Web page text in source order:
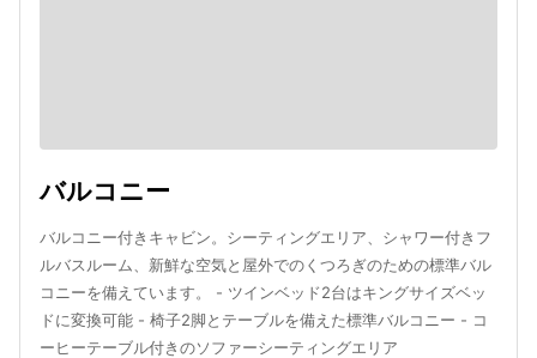
バルコニー
バルコニー付きキャビン。シーティングエリア、シャワー付きフ
ルバスルーム、新鮮な空気と屋外でのくつろぎのための標準バル
コニーを備えています。 - ツインベッド2台はキングサイズベッ
ドに変換可能 - 椅子2脚とテーブルを備えた標準バルコニー - コ
ーヒーテーブル付きのソファーシーティングエリア